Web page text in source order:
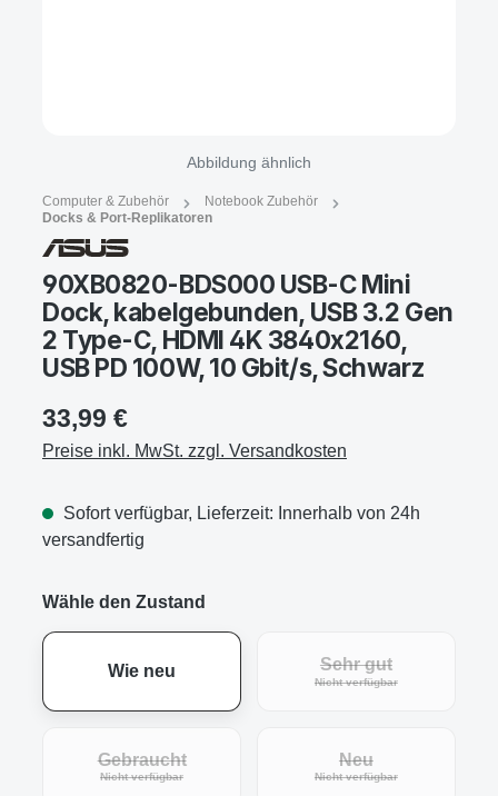
Abbildung ähnlich
Computer & Zubehör
Notebook Zubehör
Docks & Port-Replikatoren
90XB0820-BDS000 USB-C Mini
Dock, kabelgebunden, USB 3.2 Gen
2 Type-C, HDMI 4K 3840x2160,
USB PD 100W, 10 Gbit/s, Schwarz
33,99 €
Preise inkl. MwSt. zzgl. Versandkosten
Sofort verfügbar, Lieferzeit: Innerhalb von 24h
versandfertig
Wähle den Zustand
Wie neu Sehr gut
Nicht verfügbar(Diese Option ist
Gebraucht
Nicht verfügbar(Diese Option ist zurzeit nicht verfügbar.)
Neu
Nicht verfügbar(Diese Option ist